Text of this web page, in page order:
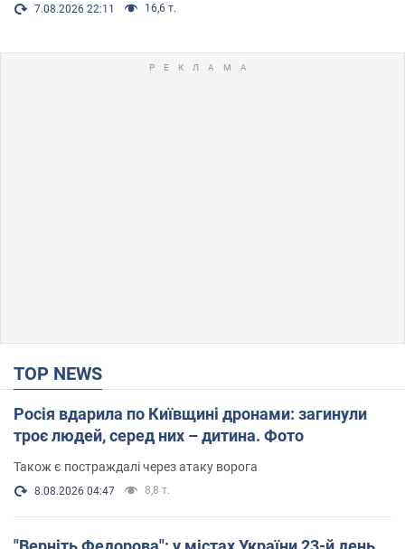
7.08.2026 22:11 16,6 т.
TOP NEWS
Росія вдарила по Київщині дронами: загинули
троє людей, серед них – дитина. Фото
Також є постраждалі через атаку ворога
8.08.2026 04:47 8,8 т.